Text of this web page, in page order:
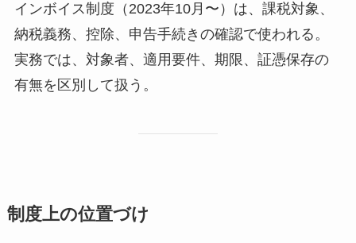
インボイス制度（2023年10月〜）は、課税対象、
納税義務、控除、申告手続きの確認で使われる。
実務では、対象者、適用要件、期限、証憑保存の
有無を区別して扱う。
制度上の位置づけ